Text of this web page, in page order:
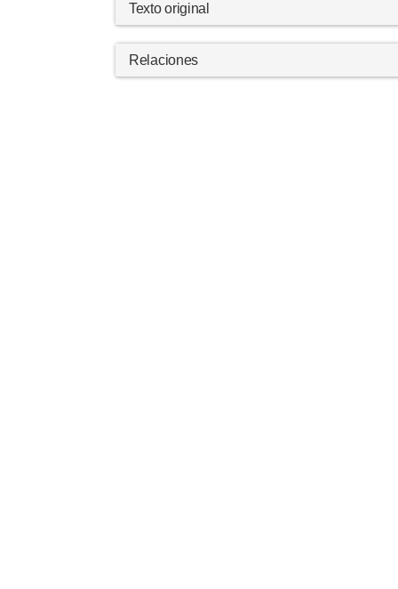
Texto original
Relaciones